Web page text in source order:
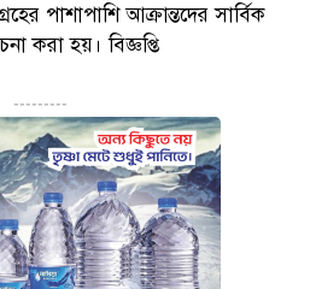
পাশাপাশি আক্রান্তদের সার্বিক
করা হয়। বিজ্ঞপ্তি
---------